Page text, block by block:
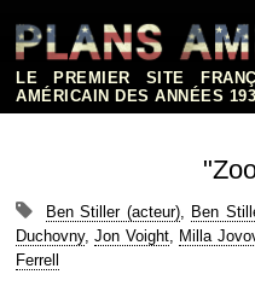
contenu
LE PREMIER SITE
AMÉRICAIN DES ANNÉES
Ben Stiller (acteur), Ben
Duchovny,Jon Voight, Milla
Ferrell